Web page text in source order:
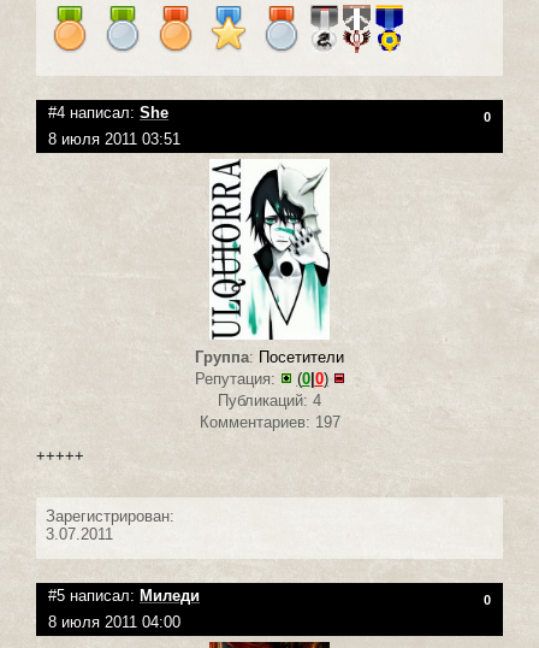
#4 написал: She 0
8 июля 2011 03:51
Группа: Посетители
Репутация:
(0| 0)
Публикаций: 4
Комментариев: 197
+++++
Зарегистрирован:
3.07.2011
#5 написал: Миледи 0
8 июля 2011 04:00